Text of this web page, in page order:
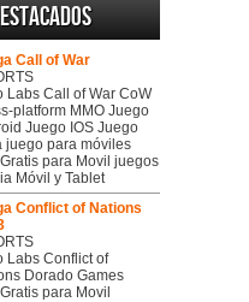
Call of War
Labs Call of War CoW
platform MMO Juego
Juego IOS Juego
juego para móviles
para Movil juegos
Móvil y Tablet
Conflict of Nations
Labs Conflict of
Dorado Games
para Movil